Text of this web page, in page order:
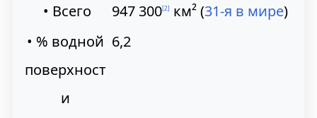
• Всего
947 300[2] км²(31-я в мире)
• % водной
поверхност
и
6,2